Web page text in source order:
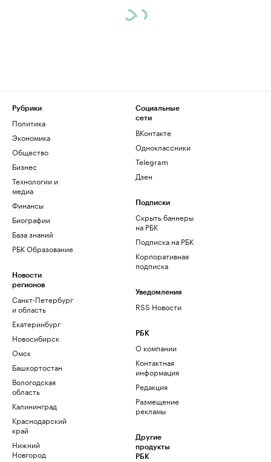
Рубрики
Политика
Экономика
Общество
Бизнес
Технологии и
медиа
Финансы
Биографии
База знаний
РБК Образование
Новости
регионов
Санкт-Петербург
и область
Екатеринбург
Новосибирск
Омск
Башкортостан
Вологодская
область
Калининград
Краснодарский
край
Нижний
Новгород
Социальные
сети
ВКонтакте
Одноклассники
Telegram
Дзен
Подписки
Скрыть баннеры
на РБК
Подписка на РБК
Корпоративная
подписка
Уведомления
RSS Новости
РБК
О компании
Контактная
информация
Редакция
Размещение
рекламы
Другие
продукты
РБК